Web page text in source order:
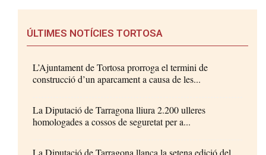
ÚLTIMES NOTÍCIES TORTOSA
L’Ajuntament de Tortosa prorroga el termini de
construcció d’un aparcament a causa de les...
La Diputació de Tarragona lliura 2.200 ulleres
homologades a cossos de seguretat per a...
La Diputació de Tarragona llança la setena edició del